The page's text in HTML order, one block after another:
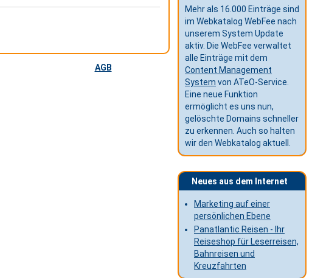
AGB
Mehr als 16.000 Einträge sind
im Webkatalog WebFee nach
unserem System Update
aktiv. Die WebFee verwaltet
alle Einträge mit dem
Content Management
System von ATeO-Service.
Eine neue Funktion
ermöglicht es uns nun,
gelöschte Domains schneller
zu erkennen. Auch so halten
wir den Webkatalog aktuell.
Neues aus dem Internet
Marketing auf einer
persönlichen Ebene
Panatlantic Reisen - Ihr
Reiseshop für Leserreisen,
Bahnreisen und
Kreuzfahrten